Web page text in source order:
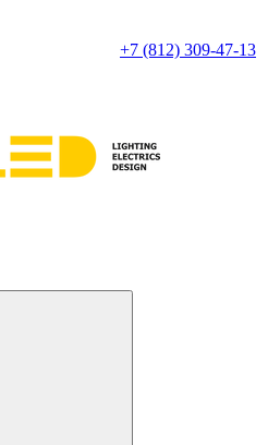
+7 (812) 309-47-13